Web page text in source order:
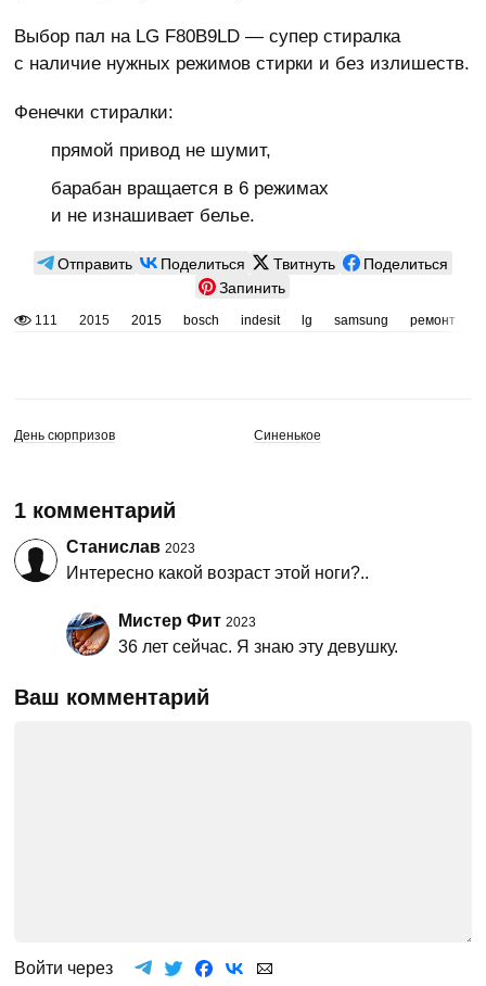
Выбор пал на LG F80B9LD — супер стиралка
с наличие нужных режимов стирки и без излишеств.
Фенечки стиралки:
прямой привод не шумит,
барабан вращается в 6 режимах
и не изнашивает белье.
Отправить Поделиться Твитнуть
Поделиться
Запинить
111 2015 2015 bosch indesit lg samsung ремонт
День сюрпризов Синенькое
1 комментарий
Станислав 2023
Интересно какой возраст этой ноги?..
Мистер Фит 2023
36 лет сейчас. Я знаю эту девушку.
Ваш комментарий
Войти через